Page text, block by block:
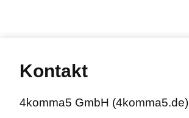
Kontakt
4komma5 GmbH (4komma5.de)